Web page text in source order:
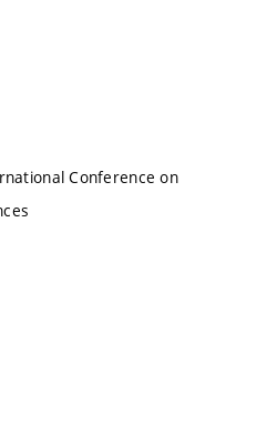
Conference on